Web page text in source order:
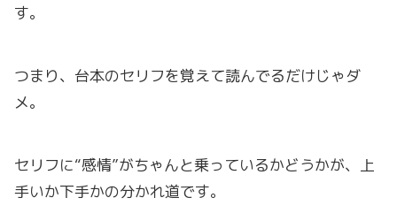
す。
つまり、台本のセリフを覚えて読んでるだけじゃダ
メ。
セリフに“感情”がちゃんと乗っているかどうかが、上
手いか下手かの分かれ道です。